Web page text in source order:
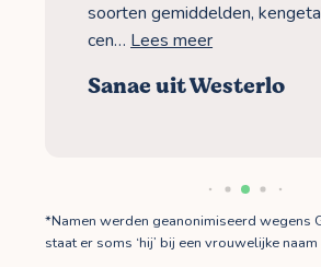
soorten gemiddelden,
cen… Lees meer
Sanae uit Westerlo
*Namen werden geanonimiseerd wegens
staat er soms ‘hij’ bij een vrouwelijke